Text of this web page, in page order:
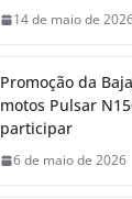
14 de maio de
Promoção da
motos Pulsar
participar
6 de maio de 2026